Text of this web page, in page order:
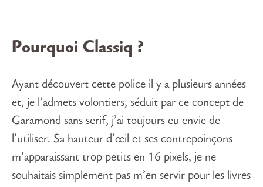
Pourquoi Classiq ?
Ayant découvert cette police il y a plusieurs années
et, je l’admets volontiers, séduit par ce concept de
Garamond sans serif, j’ai toujours eu envie de
l’utiliser. Sa hauteur d’œil et ses contrepoinçons
m’apparaissant trop petits en 16 pixels, je ne
souhaitais simplement pas m’en servir pour les livres